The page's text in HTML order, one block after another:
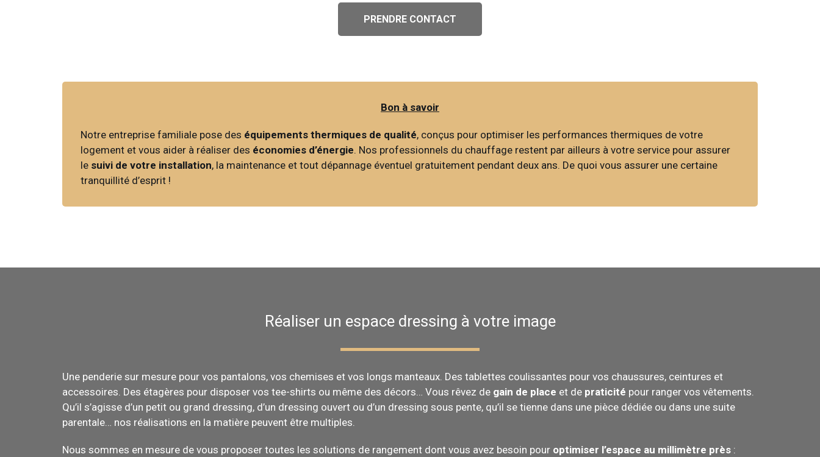
PRENDRE CONTACT
Bon à savoir
Notre entreprise familiale pose des équipements thermiques de qualité, conçus pour optimiser les performances thermiques de votre
logement et vous aider à réaliser des économies d’énergie. Nos professionnels du chauffage restent par ailleurs à votre service pour assurer
le suivi de votre installation, la maintenance et tout dépannage éventuel gratuitement pendant deux ans. De quoi vous assurer une certaine
tranquillité d’esprit !
Réaliser un espace dressing à votre image
Une penderie sur mesure pour vos pantalons, vos chemises et vos longs manteaux. Des tablettes coulissantes pour vos chaussures, ceintures et
accessoires. Des étagères pour disposer vos tee-shirts ou même des décors… Vous rêvez de gain de place et de praticité pour ranger vos vêtements.
Qu’il s’agisse d’un petit ou grand dressing, d’un dressing ouvert ou d’un dressing sous pente, qu’il se tienne dans une pièce dédiée ou dans une suite
parentale… nos réalisations en la matière peuvent être multiples.
Nous sommes en mesure de vous proposer toutes les solutions de rangement dont vous avez besoin pour optimiser l’espace au millimètre près :